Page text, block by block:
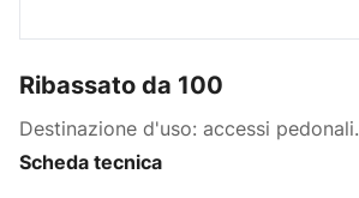
Ribassato da 100
Destinazione d'uso: accessi pedonali.
Scheda tecnica